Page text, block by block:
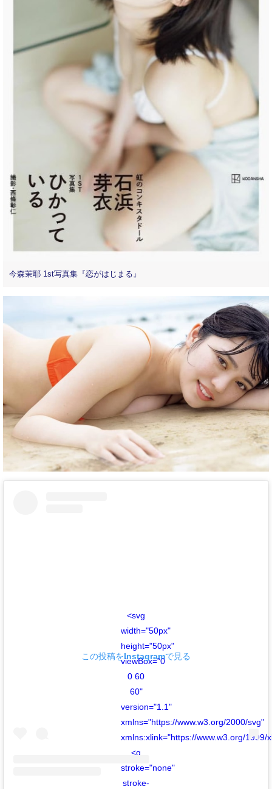
今森茉耶 1st写真集『恋がはじまる』
<svg
width="50px"
height="50px"
viewBox="0
0 60
60"
version="1.1"
xmlns="https://www.w3.org/2000/svg"
xmlns:xlink="https://www.w3.org/1999/
<g
stroke="none"
stroke-
この投稿をInstagramで見る